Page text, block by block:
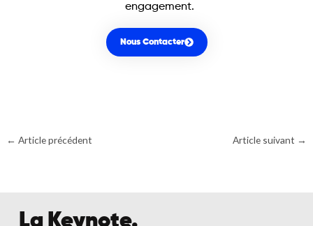
engagement.
Nous Contacter
← Article précédent Article suivant →
La Keynote.